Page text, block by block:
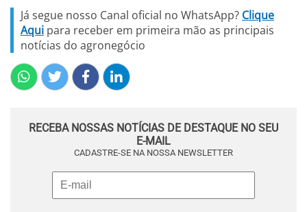
Já segue nosso Canal oficial no WhatsApp? Clique
Aqui para receber em primeira mão as principais
notícias do agronegócio
RECEBA NOSSAS NOTÍCIAS DE DESTAQUE NO SEU
E-MAIL
CADASTRE-SE NA NOSSA NEWSLETTER